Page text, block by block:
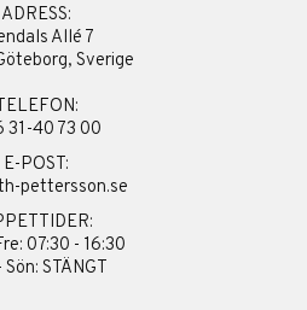
ADRESS:
Allé 7
Sverige
31-40 73 00
E-POST:
pettersson.se
07:30 - 16:30
Sön: STÄNGT